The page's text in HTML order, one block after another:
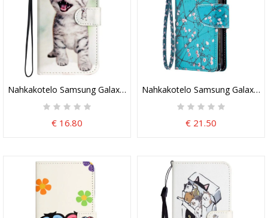
Nahkakotelo Samsung Galaxy S24 5g Hauska Kissanpentu Hihnalla
€ 16.80
Nahkakotelo Samsung Galaxy
€ 21.50